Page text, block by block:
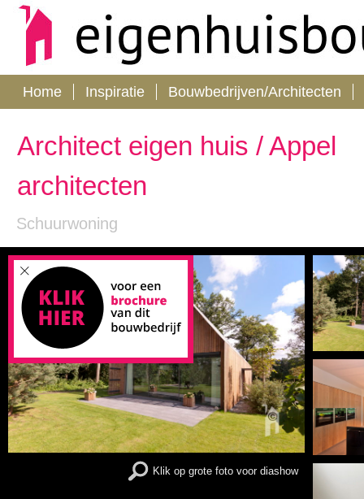
Home Inspiratie Bouwbedrijven/Architecten
Architect eigen huis / Appel
architecten
Schuurwoning
Klik op grote foto voor diashow